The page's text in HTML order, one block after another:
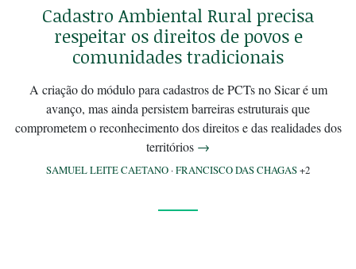
Cadastro Ambiental Rural precisa
respeitar os direitos de povos e
comunidades tradicionais
A criação do módulo para cadastros de PCTs no Sicar é um
avanço, mas ainda persistem barreiras estruturais que
comprometem o reconhecimento dos direitos e das realidades dos
territórios →
SAMUEL LEITE CAETANO ·FRANCISCO DAS CHAGAS+2